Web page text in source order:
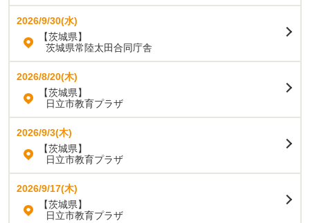
2026/9/30(水)
【茨城県】
茨城県常陸太田合同庁舎
2026/8/20(木)
【茨城県】
日立市教育プラザ
2026/9/3(木)
【茨城県】
日立市教育プラザ
2026/9/17(木)
【茨城県】
日立市教育プラザ